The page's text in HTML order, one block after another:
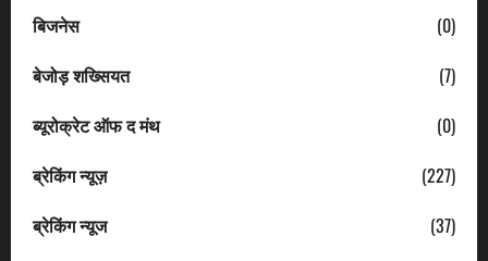
बिजनेस
(0)
बेजोड़ शख्सियत
(7)
ब्यूरोक्रेट ऑफ द मंथ
(0)
ब्रेकिंग न्यूज़
(227)
ब्रेकिंग न्यूज
(37)